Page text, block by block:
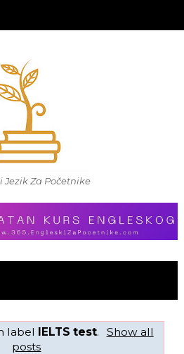
Jezik Za Početnike
label IELTS test.
Show all
posts